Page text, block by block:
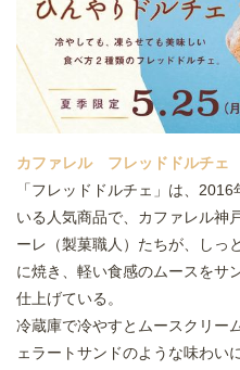
カファレル フレッドドルチェ
「フレッドドルチェ」は、
いる人気商品で、カファレル神
ーレ（製菓職人）たちが、しっ
に焼き、軽い食感のムースをサ
仕上げている。
冷蔵庫で冷やすとムースクリー
ェラートサンドのような味わい